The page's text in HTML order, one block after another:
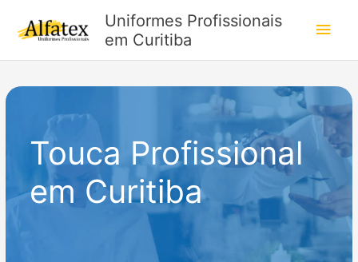
conteúdo
Uniformes Profissionais
em Curitiba
Touca
Touca Profissional
em Curitiba